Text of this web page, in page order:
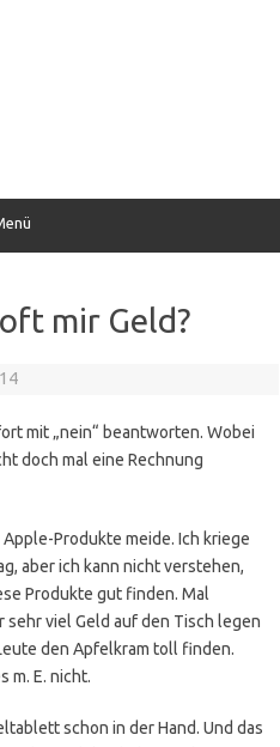
mir Geld?
mit „nein“ beantworten. Wobei
doch mal eine Rechnung
Produkte meide. Ich kriege
aber ich kann nicht verstehen,
Produkte gut finden. Mal
sehr viel Geld auf den Tisch legen
den Apfelkram toll finden.
m. E. nicht.
schon in der Hand. Und das